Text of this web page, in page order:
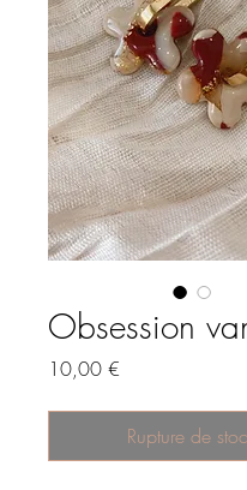
Obsession
10,00 €
Rupture de